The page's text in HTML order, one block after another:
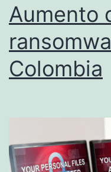
Aumento
Colombia